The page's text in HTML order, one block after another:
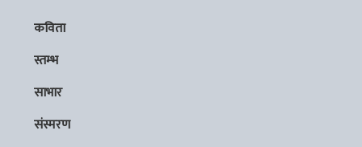
कविता
स्तम्भ
साभार
संस्मरण